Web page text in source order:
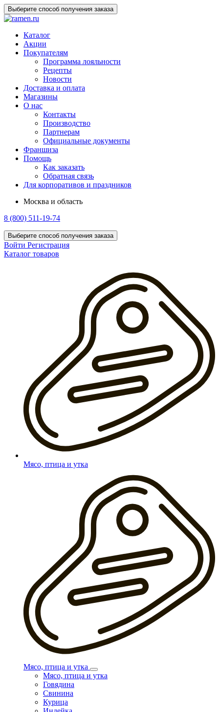
Выберите способ получения заказа
Каталог
Акции
Покупателям
Программа лояльности
Рецепты
Новости
Доставка и оплата
Магазины
О нас
Контакты
Производство
Партнерам
Официальные документы
Франшиза
Помощь
Как заказать
Обратная связь
Для корпоративов и праздников
Москва и область
8 (800) 511-19-74
Выберите способ получения заказа
Войти Регистрация
Каталог товаров
Мясо, птица и утка
Мясо, птица и утка
Мясо, птица и утка
Говядина
Свинина
Курица